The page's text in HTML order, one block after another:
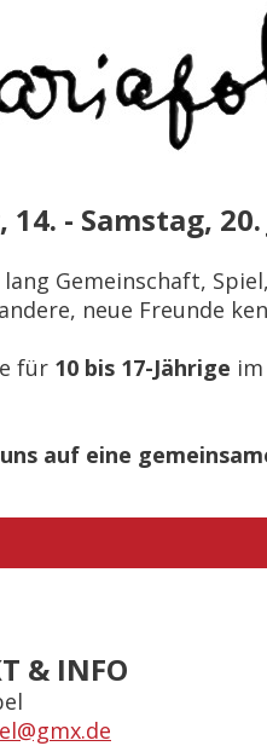
14. - Samstag,
lang Gemeinschaft,
neue Freunde
für 10 bis 17-Jährige
auf eine
& INFO